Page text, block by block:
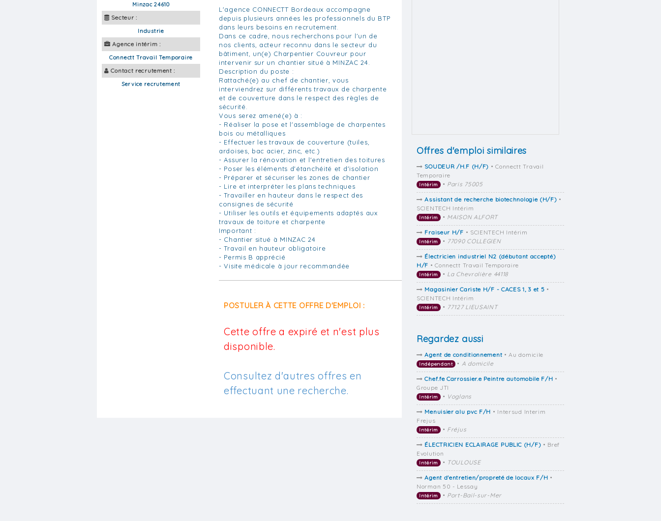
Minzac 24610
Secteur :
Industrie
Agence intérim :
Connectt Travail Temporaire
Contact recrutement :
Service recrutement
L'agence CONNECTT Bordeaux accompagne
depuis plusieurs années les professionnels du BTP
dans leurs besoins en recrutement.
Dans ce cadre, nous recherchons pour l'un de
nos clients, acteur reconnu dans le secteur du
bâtiment, un(e) Charpentier Couvreur pour
intervenir sur un chantier situé à MINZAC 24.
Description du poste :
Rattaché(e) au chef de chantier, vous
interviendrez sur différents travaux de charpente
et de couverture dans le respect des règles de
sécurité.
Vous serez amené(e) à :
- Réaliser la pose et l'assemblage de charpentes
bois ou métalliques
- Effectuer les travaux de couverture (tuiles,
ardoises, bac acier, zinc, etc.)
- Assurer la rénovation et l'entretien des toitures
- Poser les éléments d'étanchéité et d'isolation
- Préparer et sécuriser les zones de chantier
- Lire et interpréter les plans techniques
- Travailler en hauteur dans le respect des
consignes de sécurité
- Utiliser les outils et équipements adaptés aux
travaux de toiture et charpente
Important :
- Chantier situé à MINZAC 24
- Travail en hauteur obligatoire
- Permis B apprécié
- Visite médicale à jour recommandée
POSTULER À CETTE OFFRE D'EMPLOI :
Cette offre a expiré et n'est plus
disponible.
Consultez d'autres offres en
effectuant une recherche.
Offres d'emploi similaires
SOUDEUR /H.F (H/F) • Connectt Travail
Temporaire
Intérim • Paris 75005
Assistant de recherche biotechnologie (H/F) •
SCIENTECH Intérim
Intérim • MAISON ALFORT
Fraiseur H/F • SCIENTECH Intérim
Intérim • 77090 COLLEGIEN
Électricien industriel N2 (débutant accepté)
H/F • Connectt Travail Temporaire
Intérim • La Chevrolière 44118
Magasinier Cariste H/F - CACES 1, 3 et 5 •
SCIENTECH Intérim
Intérim • 77127 LIEUSAINT
Regardez aussi
Agent de conditionnement • Au domicile
Indépendant • A domicile
Chef.fe Carrossier.e Peintre automobile F/H •
Groupe JTI
Intérim • Voglans
Menuisier alu pvc F/H • Intersud Interim
Frejus
Intérim • Fréjus
ÉLECTRICIEN ECLAIRAGE PUBLIC (H/F) • Bref
Evolution
Intérim • TOULOUSE
Agent d'entretien/propreté de locaux F/H •
Norman 50 - Lessay
Intérim • Port-Bail-sur-Mer